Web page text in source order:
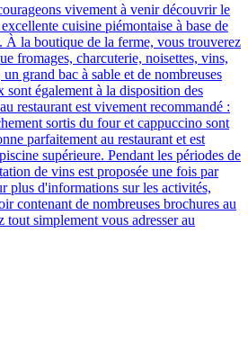
vivement à venir découvrir le
cuisine piémontaise à base de
À la boutique de la ferme, vous trouverez
fromages, charcuterie, noisettes, vins,
grand bac à sable et de nombreuses
sont également à la disposition des
restaurant est vivement recommandé :
sortis du four et cappuccino sont
parfaitement au restaurant et est
supérieure. Pendant les périodes de
de vins est proposée une fois par
plus d'informations sur les activités,
contenant de nombreuses brochures au
tout simplement vous adresser au